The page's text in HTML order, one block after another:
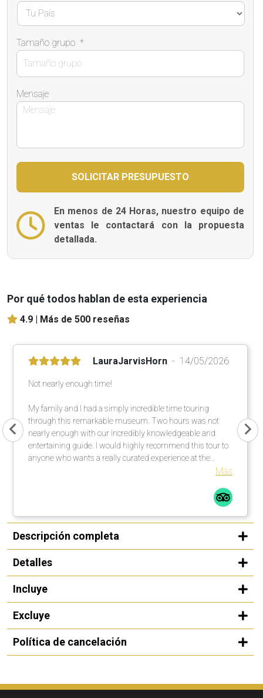
Tamaño grupo *
Mensaje
En menos de 24 Horas, nuestro equipo de
ventas le contactará con la propuesta
detallada.
Por qué todos hablan de esta experiencia
4.9 | Más de 500 reseñas
LauraJarvisHorn 14/05/2026
Not nearly enough time!
My family and I had a simply incredible time touring
through this remarkable museum. Two hours was not
nearly enough with our incredibly knowledgeable and
entertaining guide. I would highly recommend this tour to
anyone who wants a really curated experience at the
Más
Descripción completa
Detalles
Incluye
Excluye
Política de cancelación